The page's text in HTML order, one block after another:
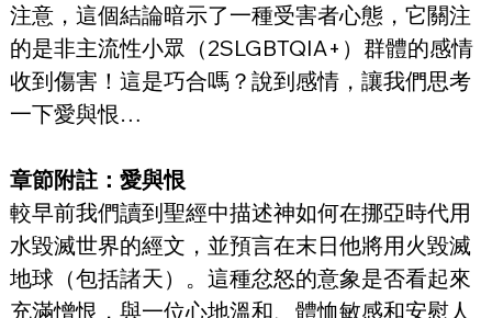
注意，這個結論暗示了一種受害者心態，它關注
的是非主流性小眾（2SLGBTQIA+）群體的感情
收到傷害！這是巧合嗎？說到感情，讓我們思考
一下愛與恨…
章節附註：愛與恨
較早前我們讀到聖經中描述神如何在挪亞時代用
水毀滅世界的經文，並預言在末日他將用火毀滅
地球（包括諸天）。這種忿怒的意象是否看起來
充滿憎恨，與一位心地溫和、體恤敏感和安慰人